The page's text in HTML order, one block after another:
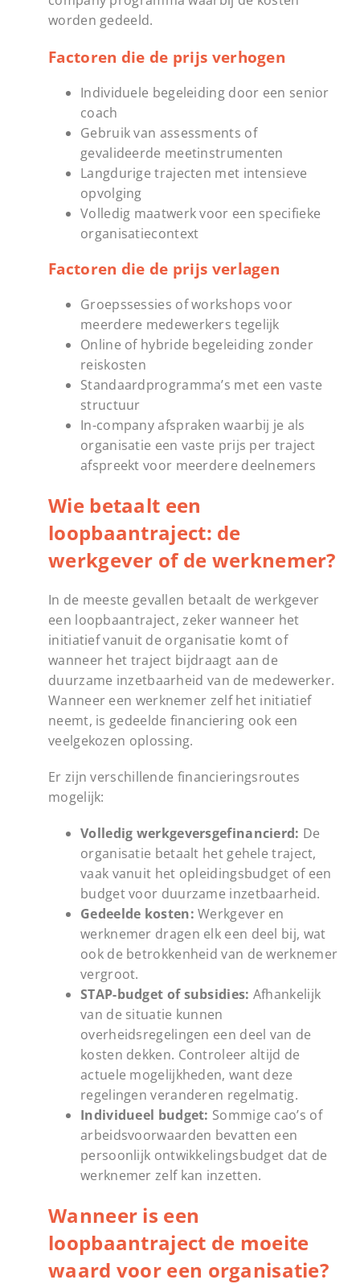
worden gedeeld.
Factoren die de prijs verhogen
Individuele begeleiding door een senior
coach
Gebruik van assessments of
gevalideerde meetinstrumenten
Langdurige trajecten met intensieve
opvolging
Volledig maatwerk voor een specifieke
organisatiecontext
Factoren die de prijs verlagen
Groepssessies of workshops voor
meerdere medewerkers tegelijk
Online of hybride begeleiding zonder
reiskosten
Standaardprogramma’s met een vaste
structuur
In-company afspraken waarbij je als
organisatie een vaste prijs per traject
afspreekt voor meerdere deelnemers
Wie betaalt een
loopbaantraject: de
werkgever of de werknemer?
In de meeste gevallen betaalt de werkgever
een loopbaantraject, zeker wanneer het
initiatief vanuit de organisatie komt of
wanneer het traject bijdraagt aan de
duurzame inzetbaarheid van de medewerker.
Wanneer een werknemer zelf het initiatief
neemt, is gedeelde financiering ook een
veelgekozen oplossing.
Er zijn verschillende financieringsroutes
mogelijk:
Volledig werkgeversgefinancierd: De
organisatie betaalt het gehele traject,
vaak vanuit het opleidingsbudget of een
budget voor duurzame inzetbaarheid.
Gedeelde kosten: Werkgever en
werknemer dragen elk een deel bij, wat
ook de betrokkenheid van de werknemer
vergroot.
STAP-budget of subsidies: Afhankelijk
van de situatie kunnen
overheidsregelingen een deel van de
kosten dekken. Controleer altijd de
actuele mogelijkheden, want deze
regelingen veranderen regelmatig.
Individueel budget: Sommige cao’s of
arbeidsvoorwaarden bevatten een
persoonlijk ontwikkelingsbudget dat de
werknemer zelf kan inzetten.
Wanneer is een
loopbaantraject de moeite
waard voor een organisatie?